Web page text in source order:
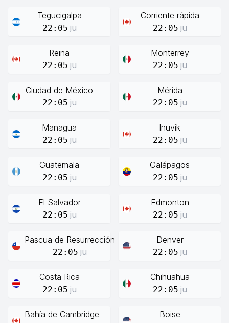
Tegucigalpa
22:05 ju
Corriente rápida
22:05 ju
Reina
22:05 ju
Monterrey
22:05 ju
Ciudad de México
22:05 ju
Mérida
22:05 ju
Managua
22:05 ju
Inuvik
22:05 ju
Guatemala
22:05 ju
Galápagos
22:05 ju
El Salvador
22:05 ju
Edmonton
22:05 ju
Pascua de Resurrección
22:05 ju
Denver
22:05 ju
Costa Rica
22:05 ju
Chihuahua
22:05 ju
Bahía de Cambridge Boise